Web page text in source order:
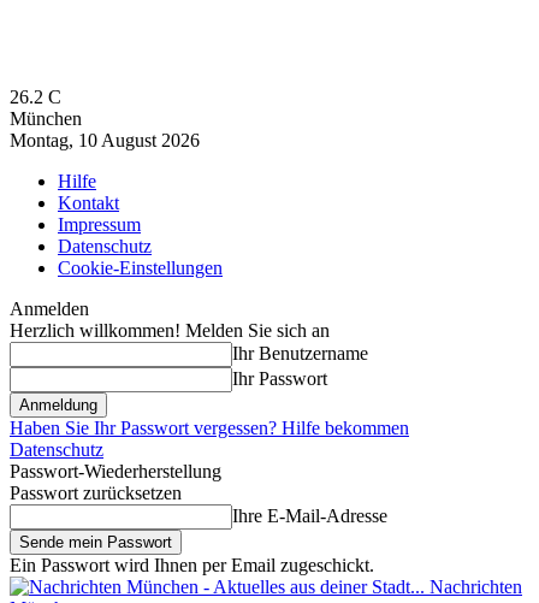
26.2 C
München
Montag, 10 August 2026
Hilfe
Kontakt
Impressum
Datenschutz
Cookie-Einstellungen
Anmelden
Herzlich willkommen! Melden Sie sich an
Ihr Benutzername
Ihr Passwort
Haben Sie Ihr Passwort vergessen? Hilfe bekommen
Datenschutz
Passwort-Wiederherstellung
Passwort zurücksetzen
Ihre E-Mail-Adresse
Ein Passwort wird Ihnen per Email zugeschickt.
Nachrichten